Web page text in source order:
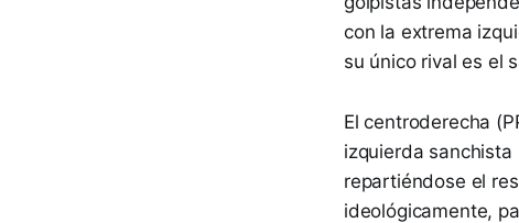
con la extrema
su único rival es el
El centroderecha
izquierda
repartiéndose el
ideológicamente,